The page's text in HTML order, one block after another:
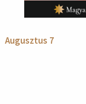
Augusztus 7